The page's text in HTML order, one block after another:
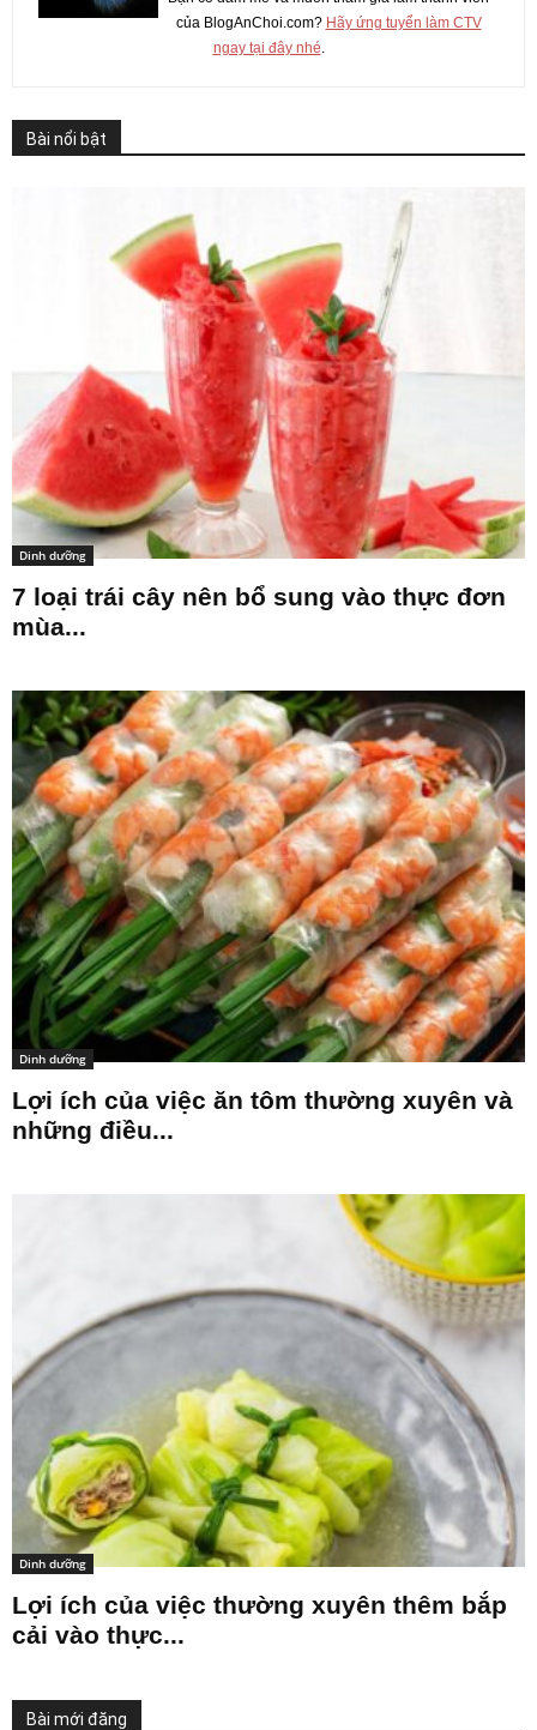
của BlogAnChoi.com? Hãy ứng tuyển làm CTV
ngay tại đây nhé
Bài nổi bật
Dinh dưỡng
7 loại trái cây nên bổ sung vào thực đơn
mùa...
Dinh dưỡng
Lợi ích của việc ăn tôm thường xuyên và
những điều...
Dinh dưỡng
Lợi ích của việc thường xuyên thêm bắp
cải vào thực...
Bài mới đăng